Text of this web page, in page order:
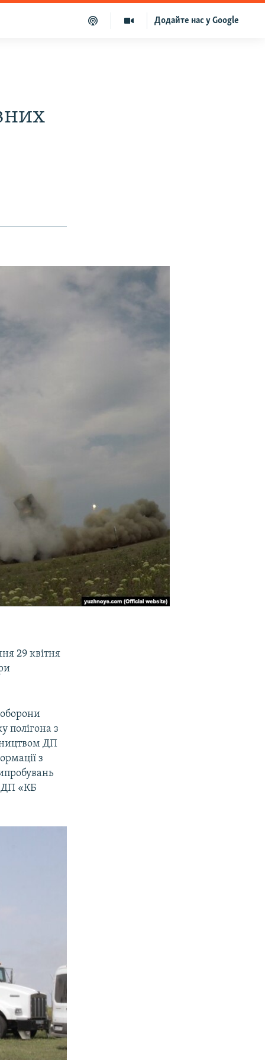
Додайте нас у Google
29 квітня
полігона з
ДП
з
ДП «КБ